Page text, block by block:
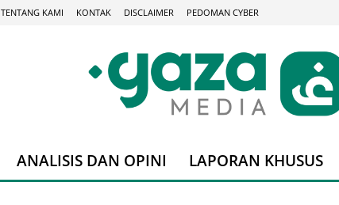
TENTANG KAMI KONTAK DISCLAIMER PEDOMAN CYBER
ANALISIS DAN OPINI LAPORAN KHUSUS